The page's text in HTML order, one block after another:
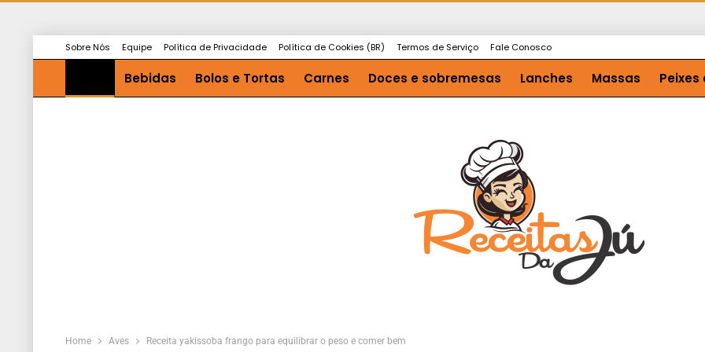
Sobre Nós Equipe Política de Privacidade Política de Cookies (BR) Termos de Serviço Fale Conosco
Bebidas Bolos e Tortas Carnes Doces e sobremesas Lanches Massas Peixes
Home Aves Receita yakissoba frango para equilibrar o peso e comer bem